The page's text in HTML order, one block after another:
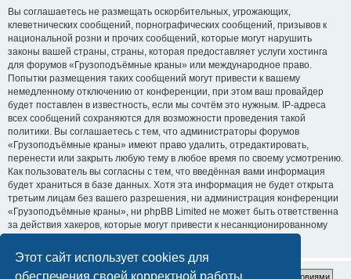
Этот сайт использует cookies для
обеспечения своей корректной работы.
Вы соглашаетесь не размещать оскорбительных, угрожающих,
клеветнических сообщений, порнографических сообщений, призывов к
национальной розни и прочих сообщений, которые могут нарушить
законы вашей страны, страны, которая предоставляет услуги хостинга
для форумов «Грузоподъёмные краны» или международное право.
Попытки размещения таких сообщений могут привести к вашему
немедленному отключению от конференции, при этом ваш провайдер
будет поставлен в известность, если мы сочтём это нужным. IP-адреса
всех сообщений сохраняются для возможности проведения такой
политики. Вы соглашаетесь с тем, что администраторы форумов
«Грузоподъёмные краны» имеют право удалить, отредактировать,
перенести или закрыть любую тему в любое время по своему усмотрению.
Как пользователь вы согласны с тем, что введённая вами информация
будет храниться в базе данных. Хотя эта информация не будет открыта
третьим лицам без вашего разрешения, ни администрация конференции
«Грузоподъёмные краны», ни phpBB Limited не может быть ответственна
за действия хакеров, которые могут привести к несанкционированному